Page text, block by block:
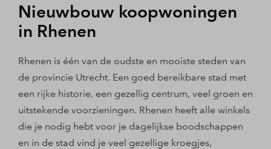
Nieuwbouw koopwoningen
in Rhenen
Rhenen is één van de oudste en mooiste steden van
de provincie Utrecht. Een goed bereikbare stad met
een rijke historie, een gezellig centrum, veel groen en
uitstekende voorzieningen. Rhenen heeft alle winkels
die je nodig hebt voor je dagelijkse boodschappen
en in de stad vind je veel gezellige kroegjes,